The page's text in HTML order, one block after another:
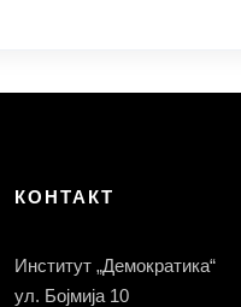
КОНТАКТ
Институт „Демократика“
ул. Бојмија 10